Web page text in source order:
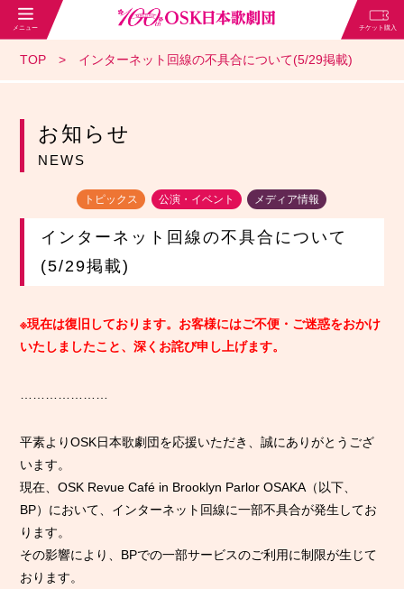
TOP インターネット回線の不具合について(5/29掲載)
お知らせ
NEWS
トピックス 公演・イベント メディア情報
インターネット回線の不具合について
(5/29掲載)
※現在は復旧しております。お客様にはご不便・ご迷惑をおかけ
いたしましたこと、深くお詫び申し上げます。
平素よりOSK日本歌劇団を応援いただき、誠にありがとうござ
います。
現在、OSK Revue Café in Brooklyn Parlor OSAKA（以下、
BP）において、インターネット回線に一部不具合が発生してお
ります。
その影響により、BPでの一部サービスのご利用に制限が生じて
おります。